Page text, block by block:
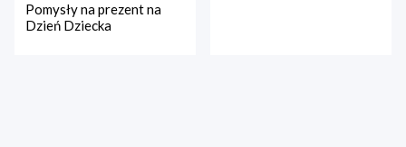
Pomysły na prezent na
Dzień Dziecka